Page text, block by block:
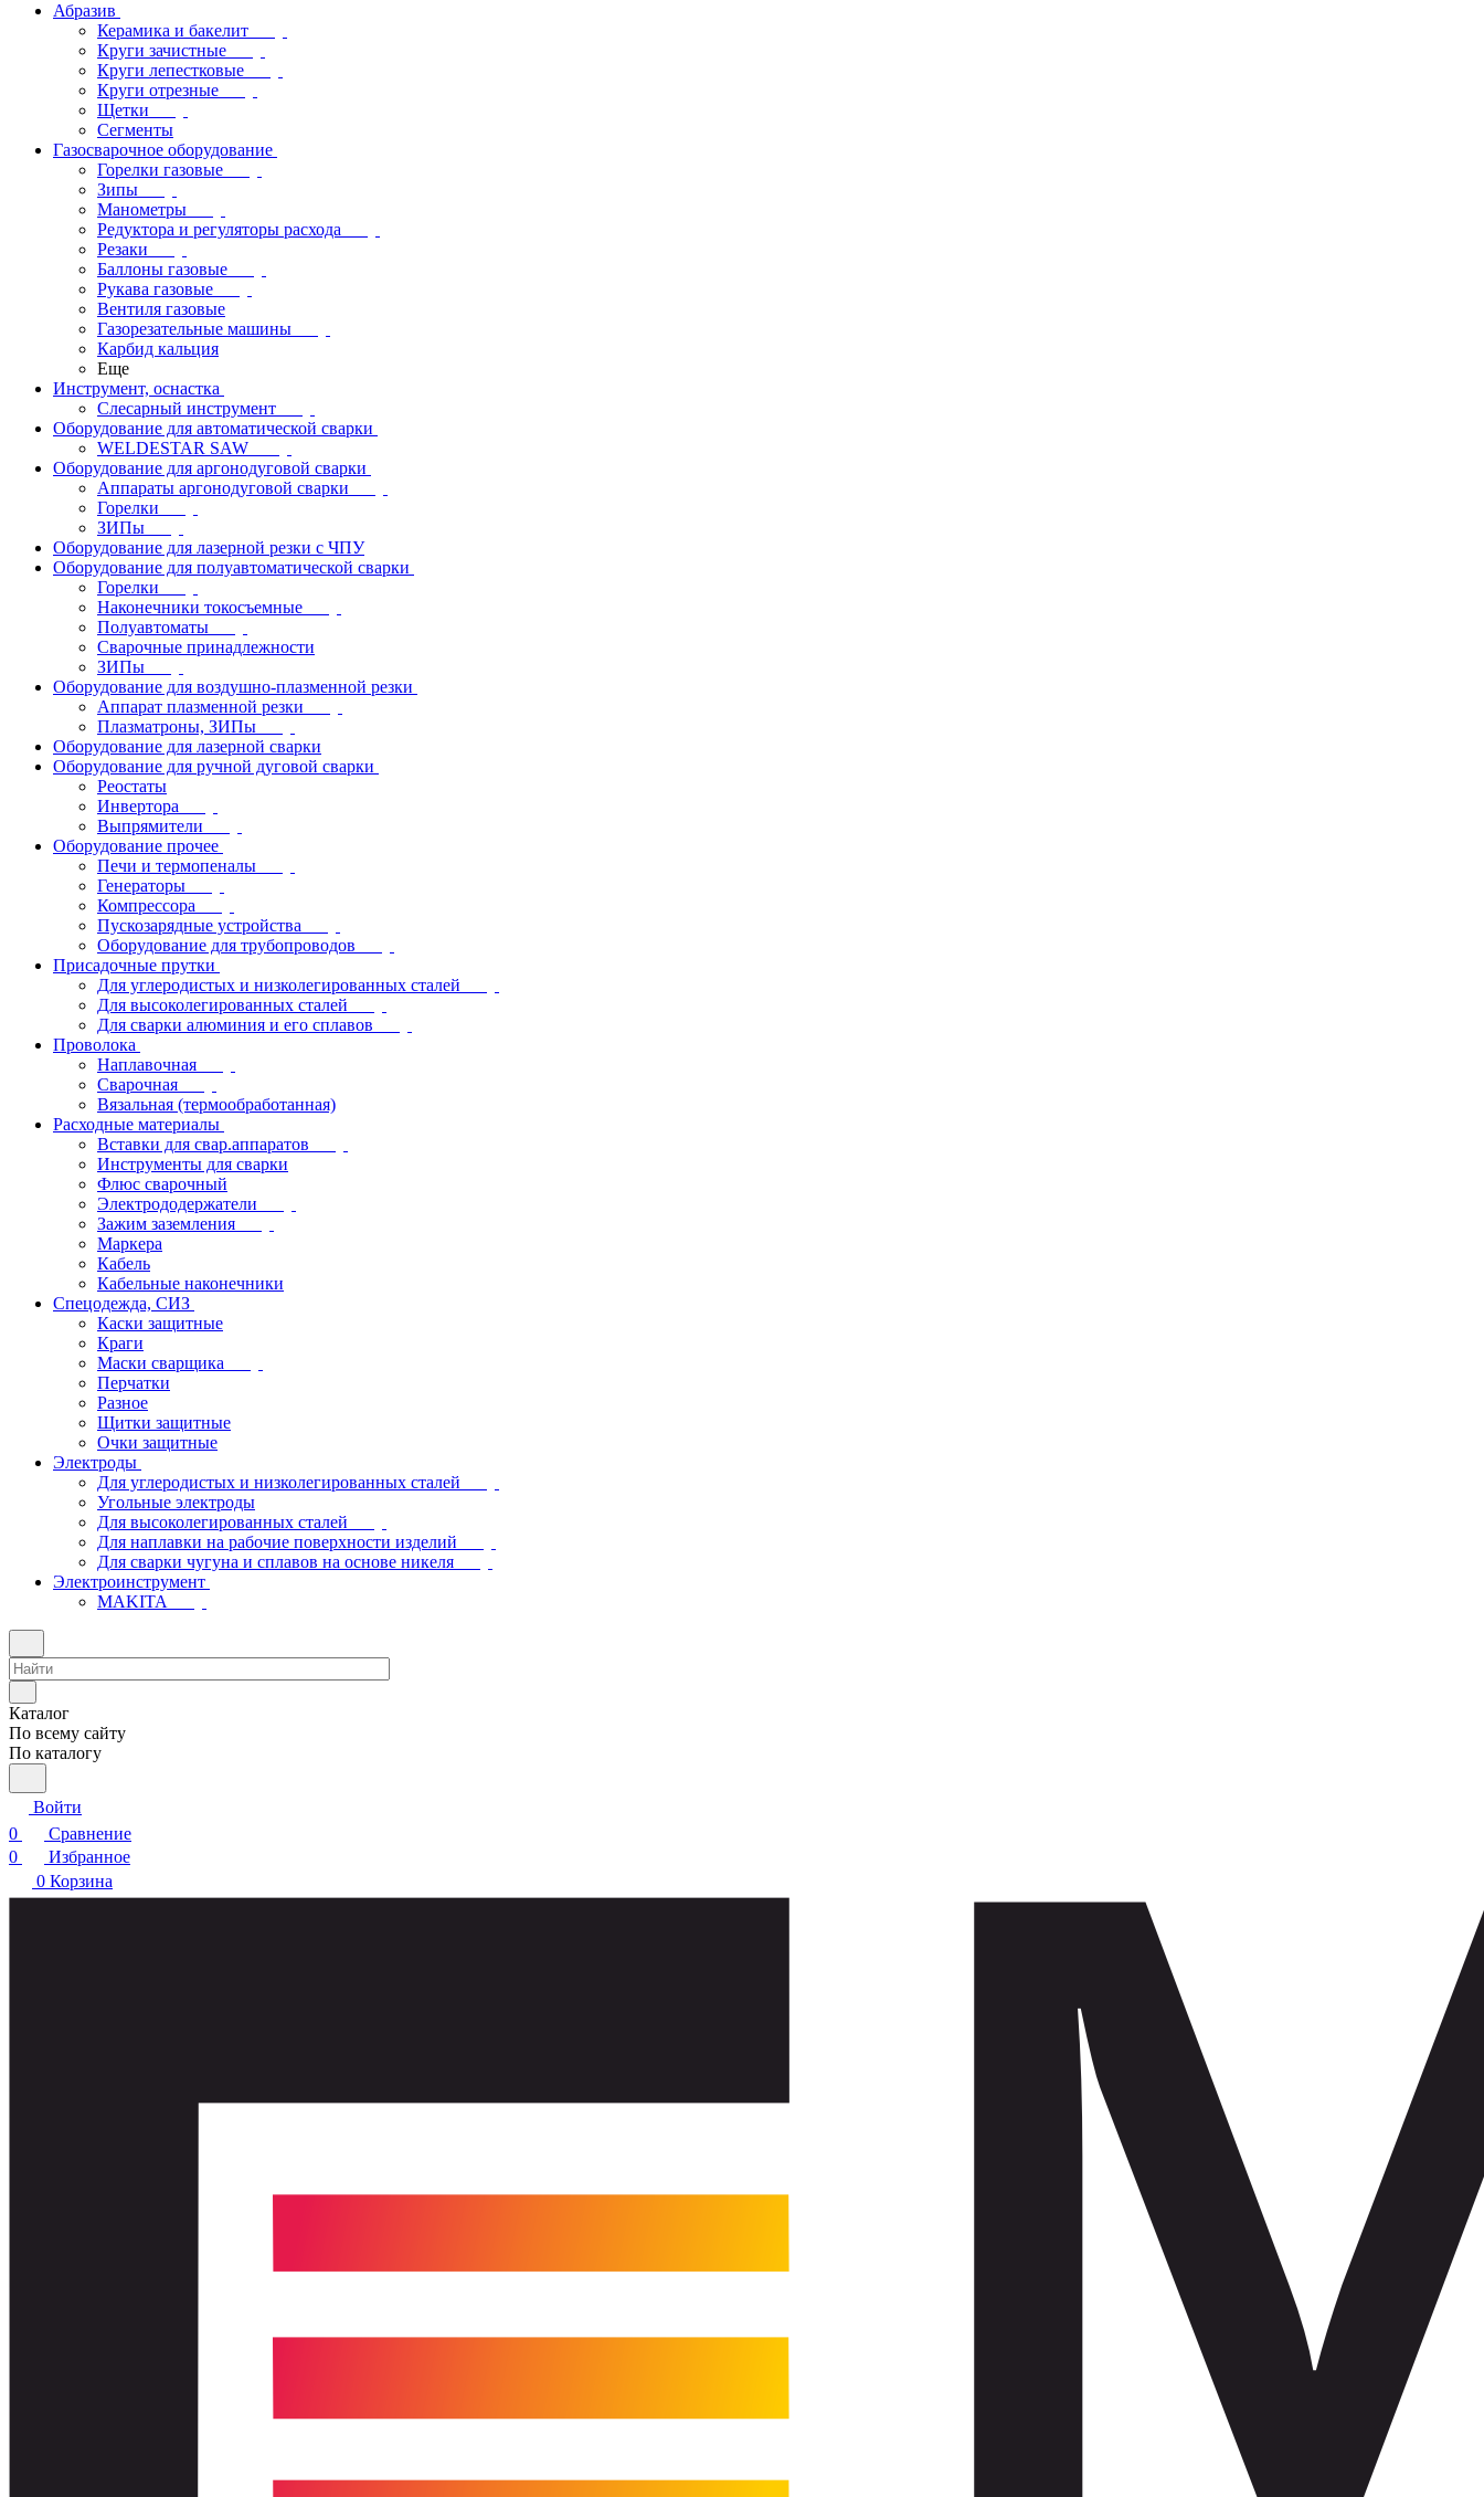
Абразив
Керамика и бакелит
Круги зачистные
Круги лепестковые
Круги отрезные
Щетки
Сегменты
Газосварочное оборудование
Горелки газовые
Зипы
Манометры
Редуктора и регуляторы расхода
Резаки
Баллоны газовые
Рукава газовые
Вентиля газовые
Газорезательные машины
Карбид кальция
Еще
Инструмент, оснастка
Слесарный инструмент
Оборудование для автоматической сварки
WELDESTAR SAW
Оборудование для аргонодуговой сварки
Аппараты аргонодуговой сварки
Горелки
ЗИПы
Оборудование для лазерной резки с ЧПУ
Оборудование для полуавтоматической сварки
Горелки
Наконечники токосъемные
Полуавтоматы
Сварочные принадлежности
ЗИПы
Оборудование для воздушно-плазменной резки
Аппарат плазменной резки
Плазматроны, ЗИПы
Оборудование для лазерной сварки
Оборудование для ручной дуговой сварки
Реостаты
Инвертора
Выпрямители
Оборудование прочее
Печи и термопеналы
Генераторы
Компрессора
Пускозарядные устройства
Оборудование для трубопроводов
Присадочные прутки
Для углеродистых и низколегированных сталей
Для высоколегированных сталей
Для сварки алюминия и его сплавов
Проволока
Наплавочная
Сварочная
Вязальная (термообработанная)
Расходные материалы
Вставки для свар.аппаратов
Инструменты для сварки
Флюс сварочный
Электрододержатели
Зажим заземления
Маркера
Кабель
Кабельные наконечники
Спецодежда, СИЗ
Каски защитные
Краги
Маски сварщика
Перчатки
Разное
Щитки защитные
Очки защитные
Электроды
Для углеродистых и низколегированных сталей
Угольные электроды
Для высоколегированных сталей
Для наплавки на рабочие поверхности изделий
Для сварки чугуна и сплавов на основе никеля
Электроинструмент
МAKITA
Каталог
По всему сайту
По каталогу
Войти
0
Сравнение
0
Избранное
0 Корзина